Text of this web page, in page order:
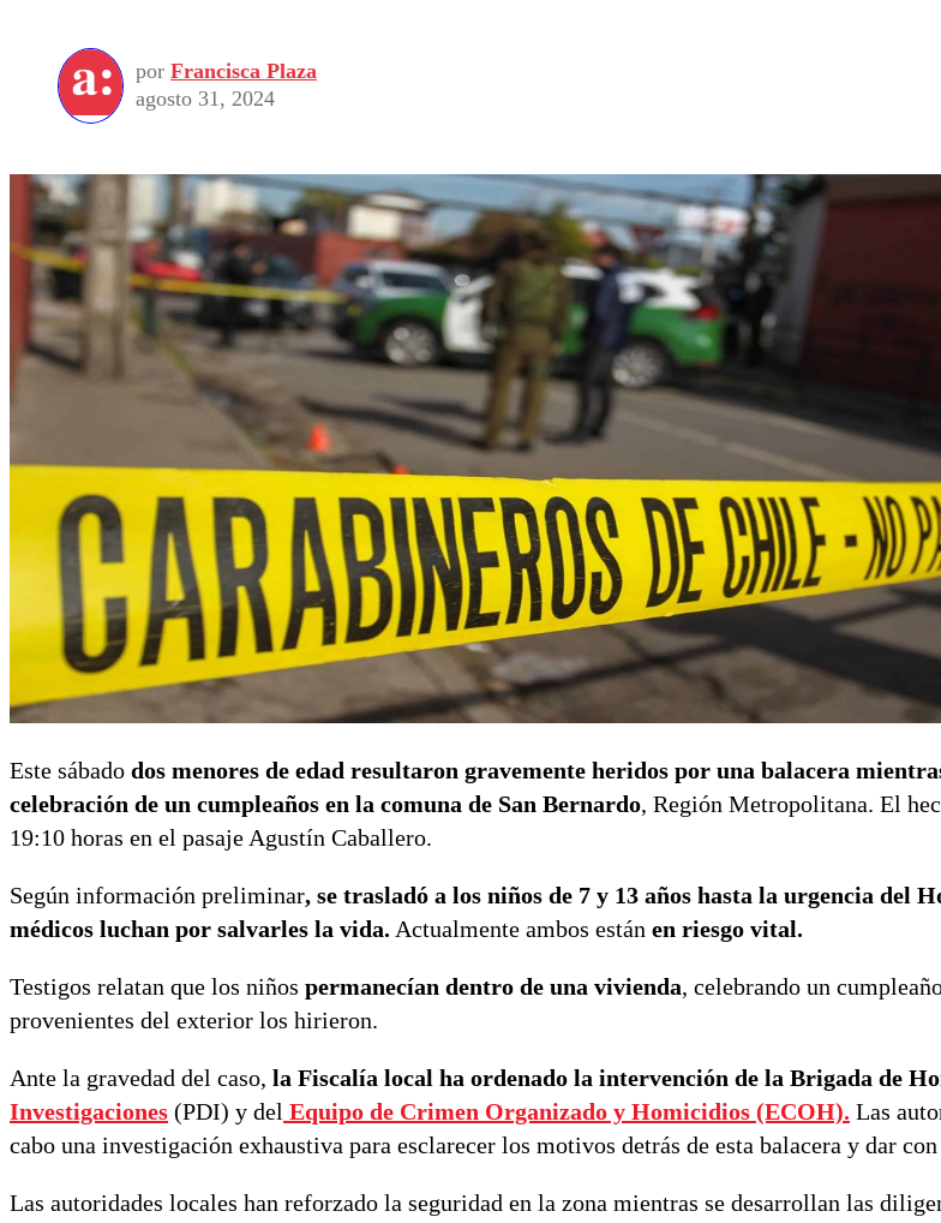
por Francisca Plaza
agosto 31, 2024
Este sábado dos menores de edad resultaron gravemente heridos por una balacera
celebración de un cumpleaños en la comuna de San Bernardo, Región Metropolitana. El
19:10 horas en el pasaje Agustín Caballero.
Según información preliminar, se trasladó a los niños de 7 y 13 años hasta la urgencia del
médicos luchan por salvarles la vida. Actualmente ambos están en riesgo vital.
Testigos relatan que los niños permanecían dentro de una vivienda, celebrando un
provenientes del exterior los hirieron.
Ante la gravedad del caso, la Fiscalía local ha ordenado la intervención de la Brigada de
Investigaciones (PDI) y del Equipo de Crimen Organizado y Homicidios (ECOH). Las
cabo una investigación exhaustiva para esclarecer los motivos detrás de esta balacera y dar
Las autoridades locales han reforzado la seguridad en la zona mientras se desarrollan las